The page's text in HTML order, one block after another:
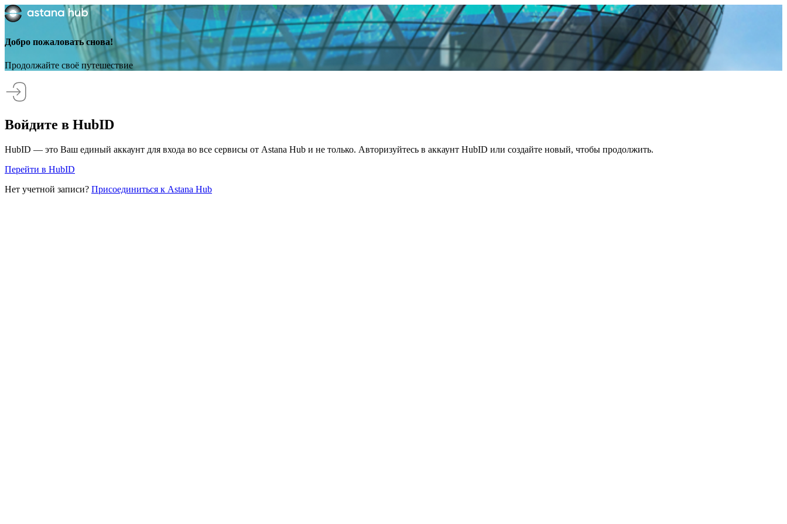
Добро пожаловать снова!
Продолжайте своё путешествие
Войдите в HubID
HubID — это Ваш единый аккаунт для входа во все сервисы от Astana Hub и не только. Авторизуйтесь в аккаунт HubID или создайте новый, чтобы продолжить.
Перейти в HubID
Нет учетной записи? Присоединиться к Astana Hub